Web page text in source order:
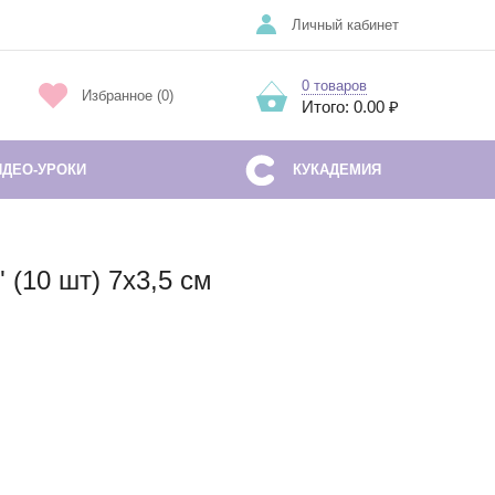
Личный кабинет
Избранное (0)
0 товаров
Итого: 0.00 ₽
УРОКИ КУКАДЕМИЯ
(10 шт) 7х3,5 см